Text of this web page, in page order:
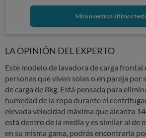
Mira nuestros últimos
LA OPINIÓN DEL EXPERTO
Este modelo de lavadora de carga frontal
personas que viven solas o en pareja por
de carga de 8kg. Está pensada para
humedad de la ropa durante el
elevada velocidad máxima que alcanza
está dentro de la media y es similar al de
en su misma gama, podrás encontrarla